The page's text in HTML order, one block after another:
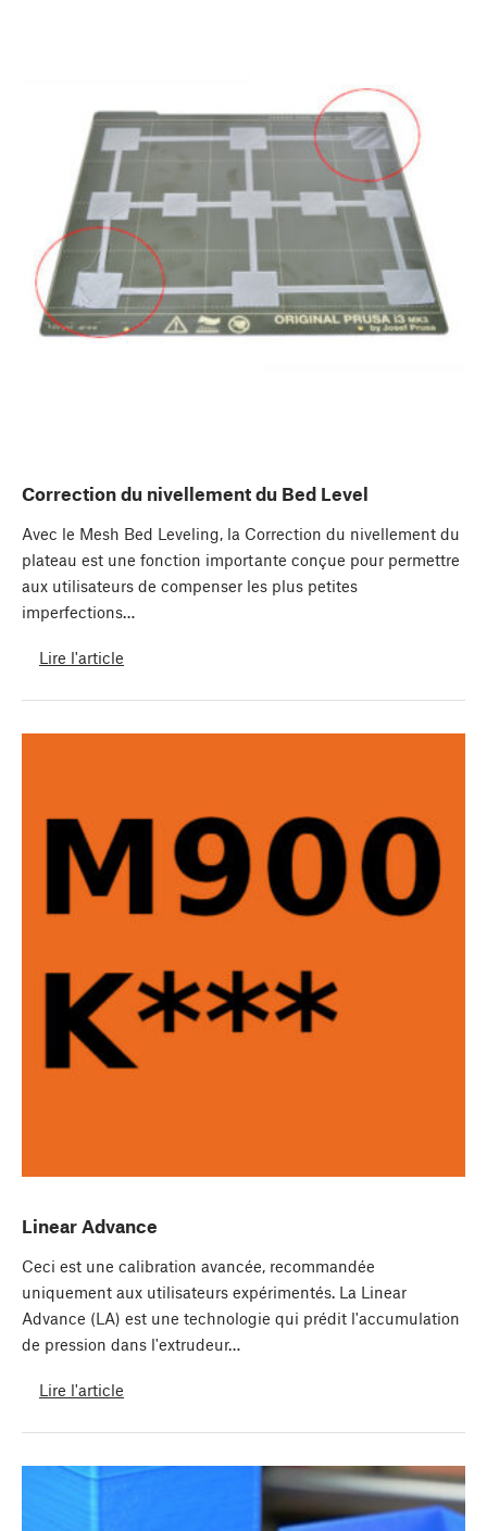
Correction du nivellement du Bed Level
Avec le Mesh Bed Leveling, la Correction du nivellement du
plateau est une fonction importante conçue pour permettre
aux utilisateurs de compenser les plus petites
imperfections…
Lire l'article
Linear Advance
Ceci est une calibration avancée, recommandée
uniquement aux utilisateurs expérimentés. La Linear
Advance (LA) est une technologie qui prédit l'accumulation
de pression dans l'extrudeur…
Lire l'article